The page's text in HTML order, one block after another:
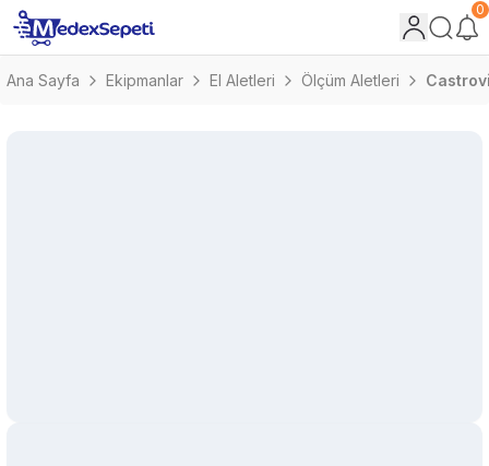
0
Ana Sayfa Ekipmanlar El Aletleri Ölçüm Aletleri